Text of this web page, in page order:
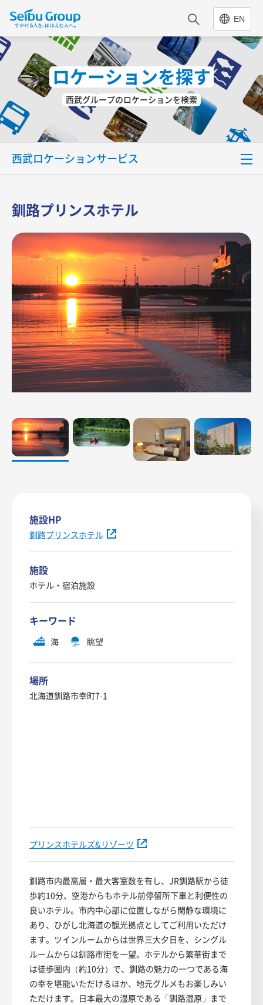
EN
ロケーションを探す
西武グループのロケーションを検索
西武ロケーションサービス
ロケーションを探す
実績
サポート
関連リンク
お問合せ
釧路プリンスホテル
施設HP
釧路プリンスホテル
施設
ホテル・宿泊施設
キーワード
海 眺望
場所
北海道釧路市幸町7-1
プリンスホテルズ&リゾーツ
釧路市内最高層・最大客室数を有し、JR釧路駅から徒
歩約10分、空港からもホテル前停留所下車と利便性の
良いホテル。市内中心部に位置しながら閑静な環境に
あり、ひがし北海道の観光拠点としてご利用いただけ
ます。ツインルームからは世界三大夕日を、シングル
ルームからは釧路市街を一望。ホテルから繁華街まで
は徒歩圏内（約10分）で、釧路の魅力の一つである海
の幸を堪能いただけるほか、地元グルメもお楽しみい
ただけます。日本最大の湿原である「釧路湿原」まで